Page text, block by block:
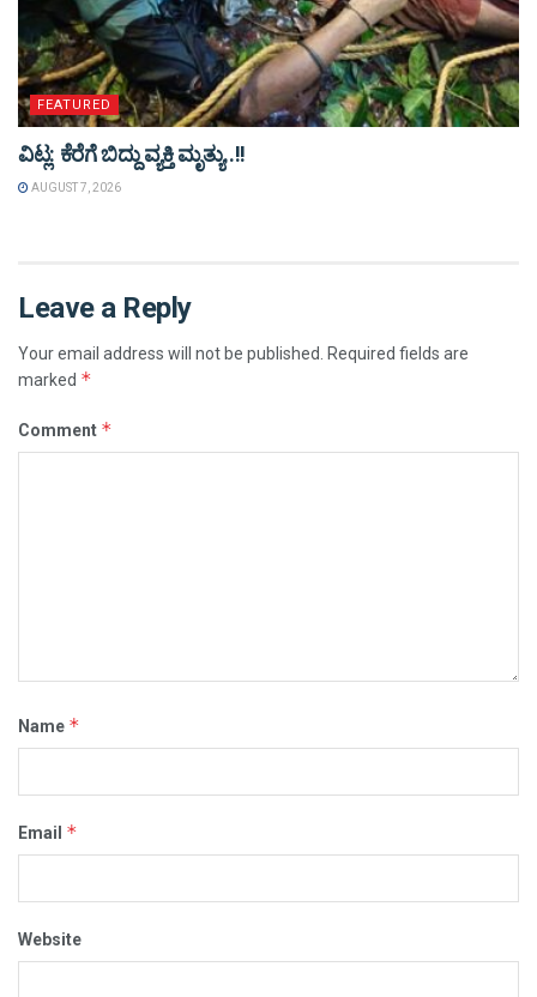
FEATURED
ವಿಟ್ಲ: ಕೆರೆಗೆ ಬಿದ್ದು ವ್ಯಕ್ತಿ ಮೃತ್ಯು..!!
AUGUST 7, 2026
Leave a Reply
Your email address will not be published.
Required fields are
marked *
Comment *
Name *
Email *
Website